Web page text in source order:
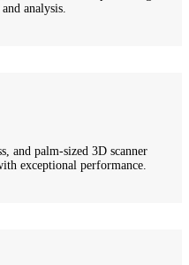
analysis.
and palm-sized 3D scanner
exceptional performance.